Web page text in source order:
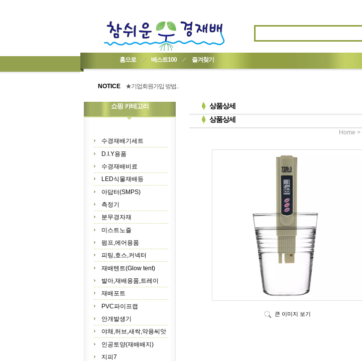
홈으로 베스트100 즐겨찾기
NOTICE
★기업회원가입 방법..
★간편 회원가입★
쇼핑 카테고리
수경재배기세트
D.I.Y용품
수경재배비료
LED식물재배등
아답터(SMPS)
측정기
분무경자재
미스트노즐
펌프,에어용품
피팅,호스,커넥터
재배텐트(Glow tent)
발아,재배용품,트레이
재배포트
PVC파이프캡
안개발생기
야채,허브,새싹,약용씨앗
인공토양(재배배지)
지피7
상품상세
상품상세
Home >
큰 이미지 보기